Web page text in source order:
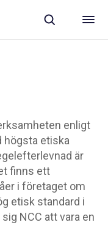
enligt
högsta etiska
är
finns ett
i företaget om
etisk standard i
NCC att vara en